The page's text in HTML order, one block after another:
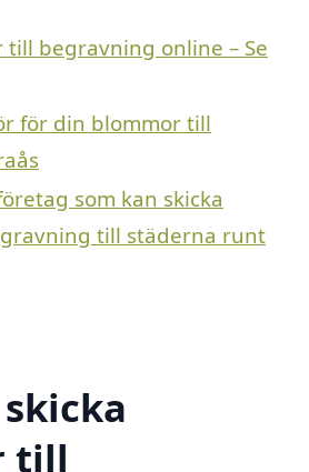
till begravning online – Se
för din blommor till
som kan skicka
till städerna runt
till